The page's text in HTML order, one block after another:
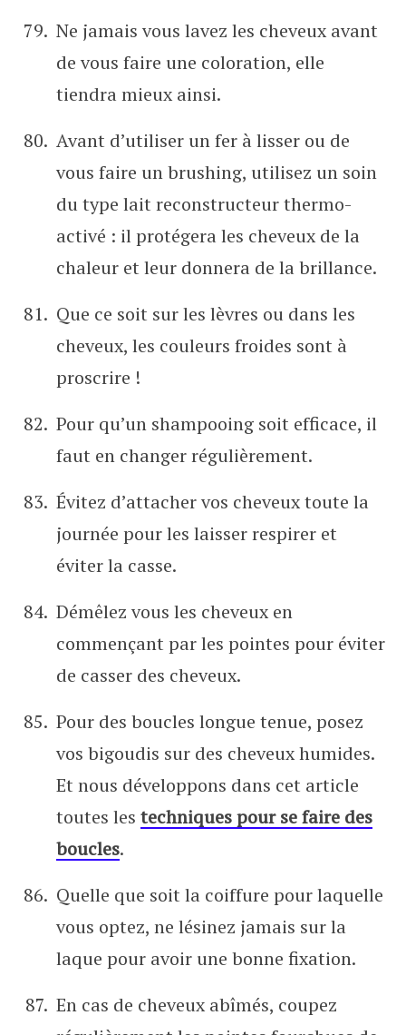
Ne jamais vous lavez les cheveux avant
de vous faire une coloration, elle
tiendra mieux ainsi.
Avant d’utiliser un fer à lisser ou de
vous faire un brushing, utilisez un soin
du type lait reconstructeur thermo-
activé : il protégera les cheveux de la
chaleur et leur donnera de la brillance.
Que ce soit sur les lèvres ou dans les
cheveux, les couleurs froides sont à
proscrire !
Pour qu’un shampooing soit efficace, il
faut en changer régulièrement.
Évitez d’attacher vos cheveux toute la
journée pour les laisser respirer et
éviter la casse.
Démêlez vous les cheveux en
commençant par les pointes pour éviter
de casser des cheveux.
Pour des boucles longue tenue, posez
vos bigoudis sur des cheveux humides.
Et nous développons dans cet article
toutes les techniques pour se faire des
boucles.
Quelle que soit la coiffure pour laquelle
vous optez, ne lésinez jamais sur la
laque pour avoir une bonne fixation.
En cas de cheveux abîmés, coupez